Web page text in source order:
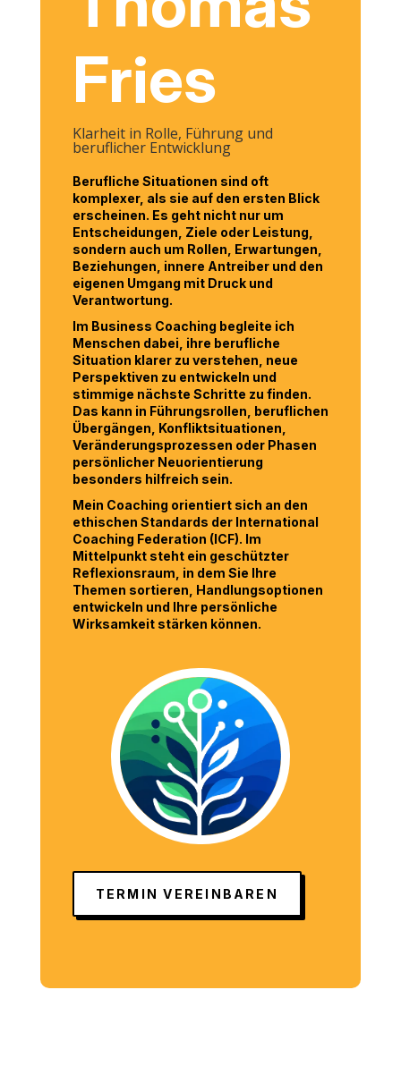
Fries
Klarheit in Rolle, Führung und
beruflicher Entwicklung
Berufliche Situationen sind oft
komplexer, als sie auf den ersten Blick
erscheinen. Es geht nicht nur um
Entscheidungen, Ziele oder Leistung,
sondern auch um Rollen, Erwartungen,
Beziehungen, innere Antreiber und den
eigenen Umgang mit Druck und
Verantwortung.
Im Business Coaching begleite ich
Menschen dabei, ihre berufliche
Situation klarer zu verstehen, neue
Perspektiven zu entwickeln und
stimmige nächste Schritte zu finden.
Das kann in Führungsrollen, beruflichen
Übergängen, Konfliktsituationen,
Veränderungsprozessen oder Phasen
persönlicher Neuorientierung
besonders hilfreich sein.
Mein Coaching orientiert sich an den
ethischen Standards der International
Coaching Federation (ICF). Im
Mittelpunkt steht ein geschützter
Reflexionsraum, in dem Sie Ihre
Themen sortieren, Handlungsoptionen
entwickeln und Ihre persönliche
Wirksamkeit stärken können.
TERMIN VEREINBAREN